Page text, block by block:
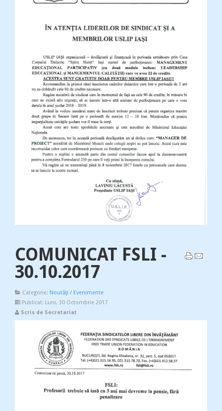
COMUNICAT FSLI -
30.10.2017
Categorie: Noutăţi / Evenimente
Publicat: Luni, 30 Octombrie 2017
Scris de Secretariat